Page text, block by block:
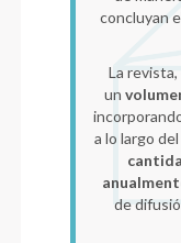
concluyan
La
un
a lo largo
de